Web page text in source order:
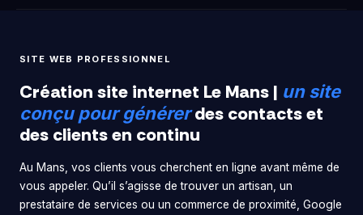
SITE WEB PROFESSIONNEL
Création site internet Le Mans | un site
conçu pour générerdes contacts et
des clients en continu
Au Mans, vos clients vous cherchent en ligne avant même de
vous appeler. Qu’il s’agisse de trouver un artisan, un
prestataire de services ou un commerce de proximité, Google